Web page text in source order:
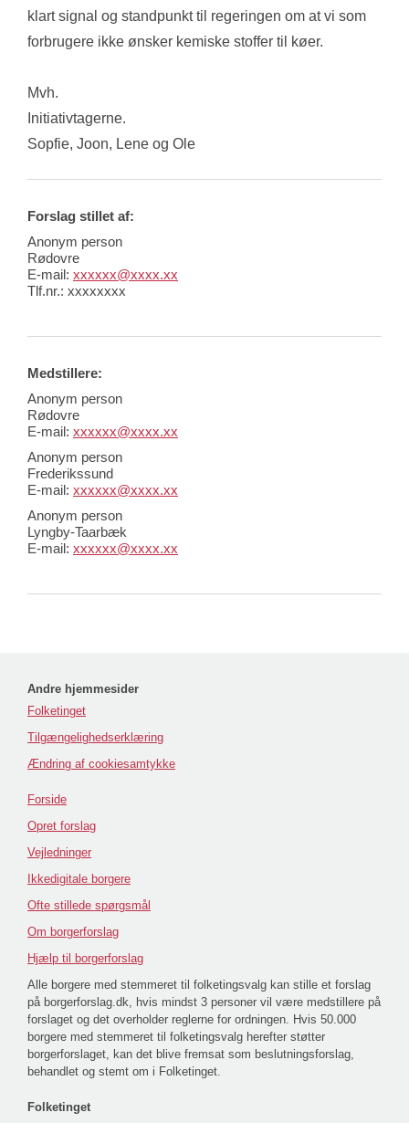
klart signal og standpunkt til regeringen om at vi som
forbrugere ikke ønsker kemiske stoffer til køer.
Mvh.
Initiativtagerne.
Sopfie, Joon, Lene og Ole
Forslag stillet af:
Anonym person
Rødovre
E-mail: xxxxxx@xxxx.xx
Tlf.nr.: xxxxxxxx
Medstillere:
Anonym person
Rødovre
E-mail: xxxxxx@xxxx.xx
Anonym person
Frederikssund
E-mail: xxxxxx@xxxx.xx
Anonym person
Lyngby-Taarbæk
E-mail: xxxxxx@xxxx.xx
Andre hjemmesider
Folketinget
Tilgængelighedserklæring
Ændring af cookiesamtykke
Forside
Opret forslag
Vejledninger
Ikkedigitale borgere
Ofte stillede spørgsmål
Om borgerforslag
Hjælp til borgerforslag
Alle borgere med stemmeret til folketingsvalg kan stille et forslag
på borgerforslag.dk, hvis mindst 3 personer vil være medstillere på
forslaget og det overholder reglerne for ordningen. Hvis 50.000
borgere med stemmeret til folketingsvalg herefter støtter
borgerforslaget, kan det blive fremsat som beslutningsforslag,
behandlet og stemt om i Folketinget.
Folketinget